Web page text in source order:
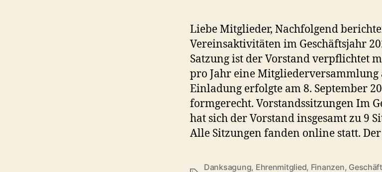
Liebe Mitglieder, Nachfolgend
Vereinsaktivitäten im Geschäftsjahr
Satzung ist der Vorstand verpflichtet
pro Jahr eine Mitgliederversammlung
Einladung erfolgte am 8. September
formgerecht. Vorstandssitzungen Im
hat sich der Vorstand insgesamt zu 9
Alle Sitzungen fanden online statt.
Danksagung, Ehrenmitglied, Finanzen,